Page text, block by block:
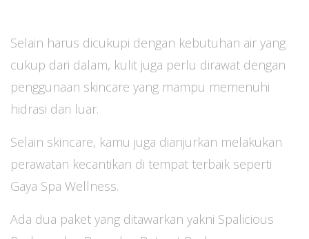
Selain harus dicukupi dengan kebutuhan air yang
cukup dari dalam, kulit juga perlu dirawat dengan
penggunaan skincare yang mampu memenuhi
hidrasi dari luar.
Selain skincare, kamu juga dianjurkan melakukan
perawatan kecantikan di tempat terbaik seperti
Gaya Spa Wellness.
Ada dua paket yang ditawarkan yakni Spalicious